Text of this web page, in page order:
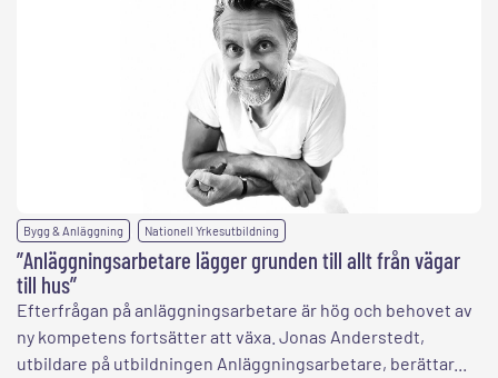
Bygg & Anläggning Nationell Yrkesutbildning
”Anläggningsarbetare lägger grunden till allt från vägar
till hus”
Efterfrågan på anläggningsarbetare är hög och behovet av
ny kompetens fortsätter att växa. Jonas Anderstedt,
utbildare på utbildningen Anläggningsarbetare, berättar...